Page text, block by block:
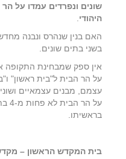
שונים ונפרדים עמדו על
היהודי.
האם בנין שנהרס ונבנה
בשני בתים שונים.
אין ספק שמבחינת התקופה
על הר הבית ל"בית ראשון"
עצמם, מבנים עצמאיים
על
בראשיתו.
בית המקדש הראשון –